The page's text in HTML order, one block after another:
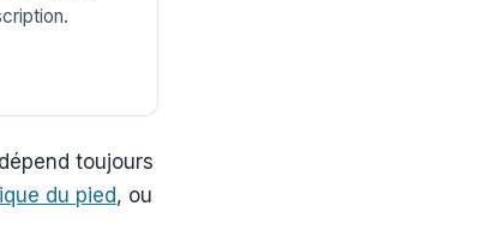
toujours
du pied, ou